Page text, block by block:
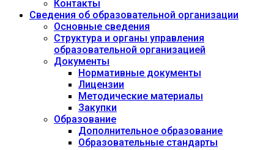
Контакты
Сведения об образовательной организации
Основные сведения
Структура и органы управления
образовательной организацией
Документы
Нормативные документы
Лицензии
Методические материалы
Закупки
Образование
Дополнительное образование
Образовательные стандарты